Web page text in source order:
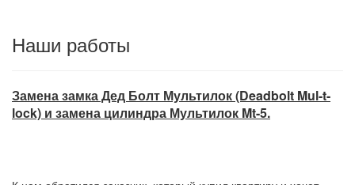
Наши работы
Замена замка Дед Болт Мультилок (Deadbolt Mul-t-
lock) и замена цилиндра Мультилок Mt-5.